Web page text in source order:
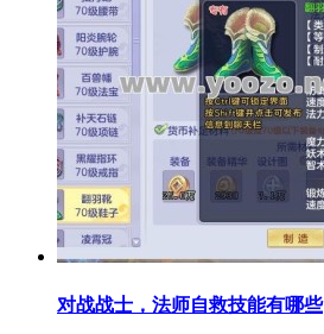
对战战士，法师自救技能有哪些